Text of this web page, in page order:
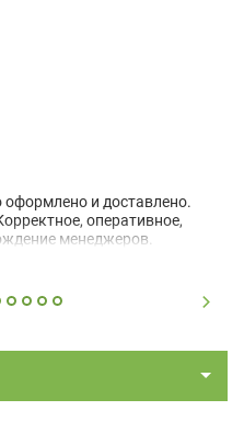
и доставлено.
оперативное,
менеджеров.